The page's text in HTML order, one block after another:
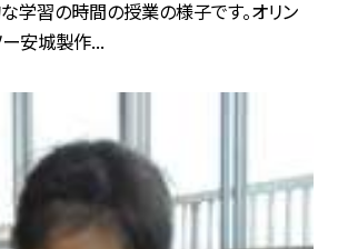
学習の時間の授業の様子です。オリン
ー安城製作...